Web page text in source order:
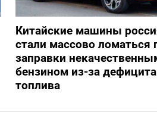
Китайские машины
стали массово ломаться
заправки
бензином из-за дефицита
топлива